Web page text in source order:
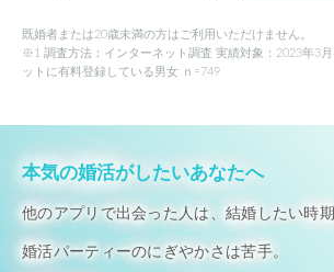
既婚者または20歳未満の方はご利用いただけません。
※1 調査方法：インターネット調査 実績対象：2023年3
ットに有料登録している男女 ｎ=749
本気の婚活がしたいあなたへ
他のアプリで出会った人は、結婚したい時期
婚活パーティーのにぎやかさは苦手。